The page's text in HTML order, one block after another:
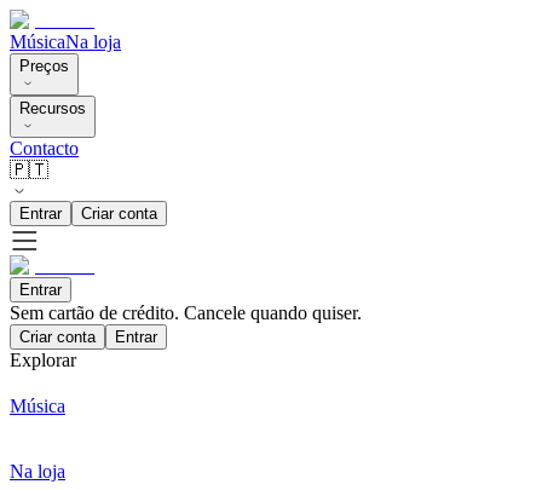
MúsicaNa loja
Preços
Recursos
Contacto
🇵🇹
Entrar Criar conta
Entrar
Sem cartão de crédito. Cancele quando quiser.
Criar conta Entrar
Explorar
Música
Na loja